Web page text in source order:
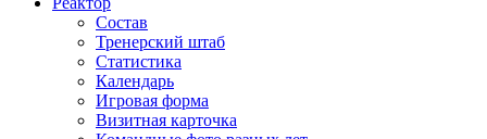
Состав
Тренерский штаб
Статистика
Календарь
Игровая форма
Визитная карточка